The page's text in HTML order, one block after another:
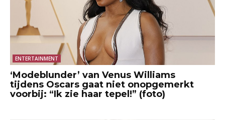
ENTERTAINMENT
‘Modeblunder’ van Venus Williams
tijdens Oscars gaat niet onopgemerkt
voorbij: “Ik zie haar tepel!” (foto)